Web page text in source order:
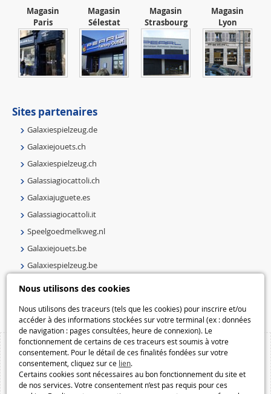
Nous utilisons des cookies
Nous utilisons des traceurs (tels que les cookies) pour inscrire et/ou
accéder à des informations stockées sur votre terminal (ex : données
de navigation : pages consultées, heure de connexion). Le
fonctionnement de certains de ces traceurs est soumis à votre
consentement. Pour le détail de ces finalités fondées sur votre
consentement, cliquez sur ce lien.
Certains cookies sont nécessaires au bon fonctionnement du site et
de nos services. Votre consentement n’est pas requis pour ces
Magasin
Paris
Magasin
Sélestat
Magasin
Strasbourg
Magasin
Lyon
Sites partenaires
Galaxiespielzeug.de
Galaxiejouets.ch
Galaxiespielzeug.ch
Galassiagiocattoli.ch
Galaxiajuguete.es
Galassiagiocattoli.it
Speelgoedmelkweg.nl
Galaxiejouets.be
Galaxiespielzeug.be